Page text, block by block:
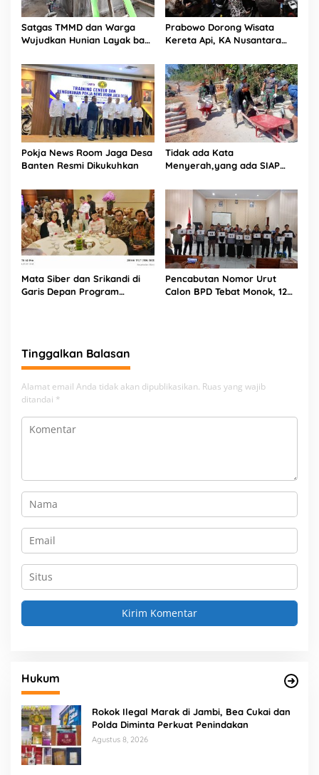
Satgas TMMD dan Warga
Wujudkan Hunian Layak bagi
Prabowo Dorong Wisata
Kereta Api, KA Nusantara
Tarik Baru
Pokja News Room Jaga Desa
Banten Resmi Dikukuhkan
Tidak ada Kata
Menyerah,yang ada SIAP
Mata Siber dan Srikandi di
Garis Depan Program
Pencabutan Nomor Urut
Calon BPD Tebat Monok, 12
Tinggalkan Balasan
Alamat email Anda tidak akan dipublikasikan. Ruas yang wajib
ditandai *
Hukum
Rokok Ilegal Marak di Jambi, Bea Cukai dan
Polda Diminta Perkuat Penindakan
Agustus 8, 2026